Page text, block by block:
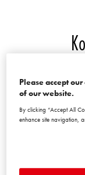
Please accept
of our website.
By clicking “Accept All
enhance site navigation,